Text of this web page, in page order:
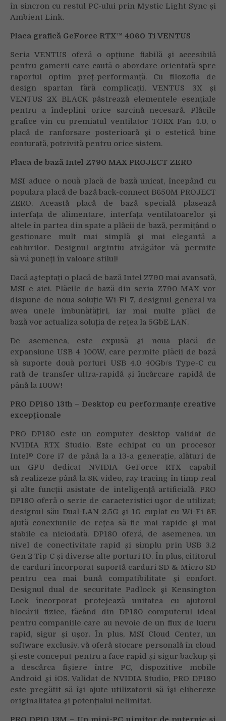
în sincron cu restul PC-ului prin Mystic Light Sync și
Ambient Link.
Placa grafică GeForce RTX™ 4060 Ti VENTUS
Seria VENTUS oferă o opțiune fiabilă și accesibilă
pentru gamerii care caută o abordare orientată spre
raportul optim preț-performanță. Cu filozofia de
design spartan fără complicații, VENTUS 3X și
VENTUS 2X BLACK păstrează elementele esențiale
pentru a îndeplini orice sarcină necesară. Plăcile
grafice vin cu premiatul ventilator TORX Fan 4.0, o
placă de ranforsare posterioară și o estetică bine
conturată, potrivită pentru orice sistem.
Placa de bază Intel Z790 MAX PROJECT ZERO
MSI aduce o nouă placă de bază unicat, începând cu
populara placă de bază back-connect B650M PROJECT
ZERO. Această placă de bază specială plasează
interfața de alimentare, interfața ventilatoarelor și
altele în partea din spate a plăcii de bază, permițând o
gestionare mult mai simplă și mai elegantă a
cablurilor. Designul argintiu atrăgător vă permite
să vă puneți în valoare stilul!
Dacă așteptați o placă de bază Intel Z790 mai avansată,
MSI e aici. Plăcile de bază din seria Z790 MAX vor
dispune de noua soluție Wi-Fi 7, designul general va
avea unele îmbunătățiri, iar mai multe plăci de
bază vor actualiza soluția de rețea la 5GbE LAN.
De asemenea, este expusă și noua placă de
expansiune USB 4 100W, care permite plăcii de bază
să suporte două porturi USB 4.0 40Gb/s Type-C cu
rată de transfer ultra-rapidă și încărcare rapidă de
până la 100W!
PRO DP180 13th – Desktop cu performanțe creative
excepționale
PRO DP180 este un computer desktop validat de
NVIDIA RTX Studio. Este echipat cu un procesor
Intel® Core i7 de până la a 13-a generație, alături de
un GPU dedicat NVIDIA GeForce RTX capabil
să realizeze până la 8K video, ray tracing în timp real
și alte funcții asistate de inteligență artificială. PRO
DP180 oferă o serie de caracteristici ușor de utilizat;
designul său Dual-LAN 2.5G și 1G cuplat cu Wi-Fi 6E
ajută conexiunile de rețea să fie mai rapide și mai
stabile ca niciodată. DP180 oferă, de asemenea, un
nivel de conectivitate rapid și simplu prin USB 3.2
Gen 2 Tip C și diverse alte porturi IO. În plus, cititorul
de carduri încorporat suportă carduri SD & Micro SD
pentru cea mai bună compatibilitate și confort.
Designul dual de securitate Padlock și Kensington
Lock încorporat protejează unitatea cu ajutorul
blocării fizice, făcând din DP180 computerul ideal
pentru companiile care au nevoie de un flux de lucru
rapid, sigur și ușor. În plus, MSI Cloud Center, un
software exclusiv, vă oferă stocare personală în cloud
și este conceput pentru a face rapid și sigur backup și
a descărca fișiere între PC, dispozitive mobile
Android și iOS. Validat de NVIDIA Studio, PRO DP180
este pregătit să își ajute utilizatorii să își elibereze
originalitatea și potențialul nelimitat.